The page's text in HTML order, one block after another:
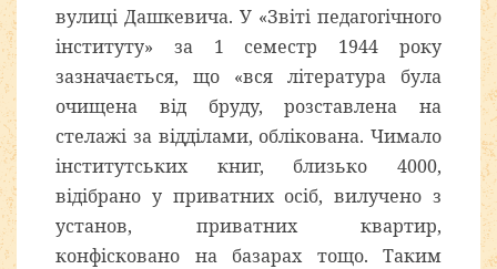
вулиці Дашкевича. У «Звіті педагогічного
інституту» за 1 семестр 1944 року
зазначається, що «вся література була
очищена від бруду, розставлена на
стелажі за відділами, облікована. Чимало
інститутських книг, близько 4000,
відібрано у приватних осіб, вилучено з
установ, приватних квартир,
конфісковано на базарах тощо. Таким